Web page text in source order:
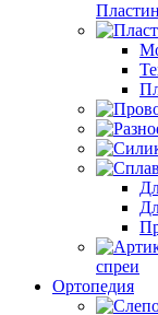
спреи
Ортопедия